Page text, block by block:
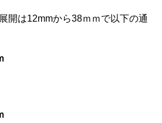
開は12mmから38ｍｍで以下の通